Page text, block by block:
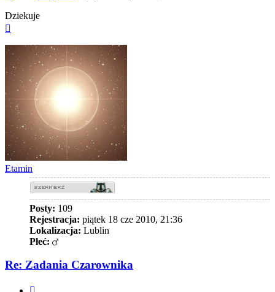
Dziekuje
Etamin
Posty: 109
Rejestracja: piątek 18 cze 2010, 21:36
Lokalizacja: Lublin
Płeć:
Re: Zadania Czarownika